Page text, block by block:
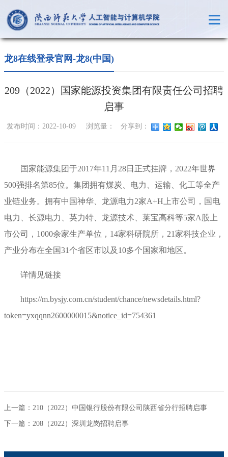
龙8在线登录官网-龙8(中国)
209（2022）国家能源投资集团有限责任公司招聘
启事
发布时间：2022-10-09 浏览量： 分享到：
国家能源集团于2017年11月28日正式挂牌，2022年世界
500强排名第85位。集团拥有煤炭、电力、运输、化工等全产
业链业务。拥有中国神华、龙源电力2家A+H上市公司，国电
电力、长源电力、英力特、龙源技术、莱宝高科等5家A股上
市公司，1000余家生产单位，14家科研院所，21家科技企业，
产业分布在全国31个省区市以及10多个国家和地区。
详情见链接
https://m.bysjy.com.cn/student/chance/newsdetails.html?
token=yxqqnn2600000015&notice_id=754361
上一篇：210（2022）中国银行股份有限公司陕西省分行招聘启事
下一篇：208（2022）深圳龙岗招聘启事